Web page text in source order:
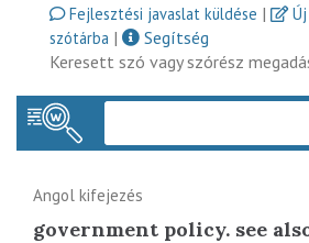
Fejlesztési javaslat küldése |
szótárba |
Segítség
Keresett szó vagy szórész
Angol kifejezés
government policy. see